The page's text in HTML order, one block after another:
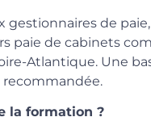
gestionnaires de
paie de cabinets
Atlantique. Une
recommandée.
la formation ?